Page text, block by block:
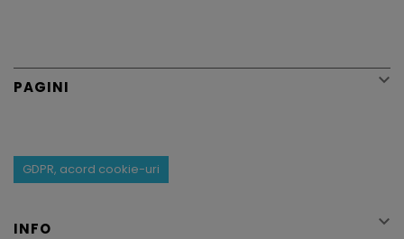
PAGINI 
GDPR, acord cookie-uri
INFO 